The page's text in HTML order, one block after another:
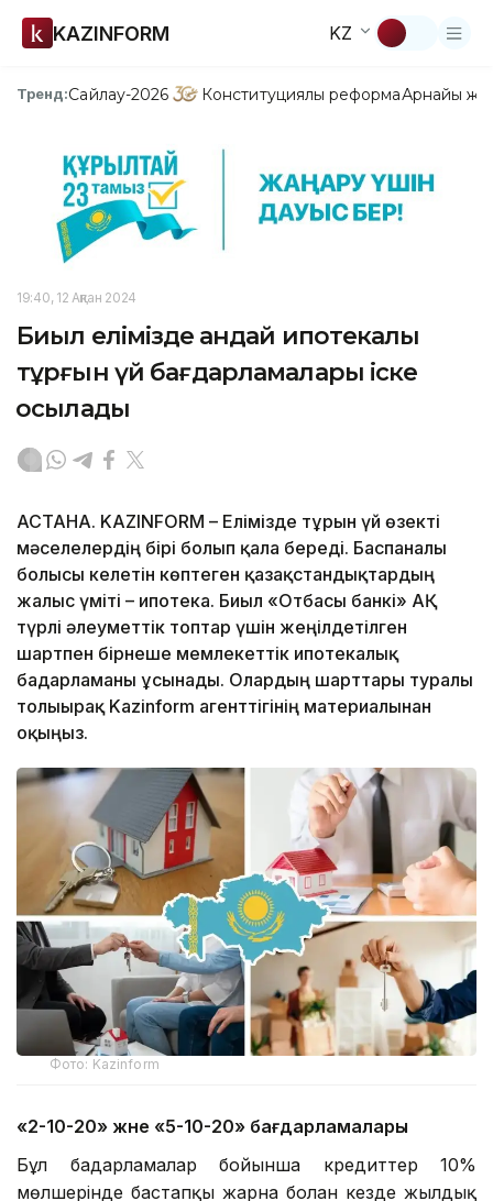
KAZINFORM KZ
Тренд:Сайлау-2026 Конституциялық реформаАрнайы
19:40, 12 Ақпан 2024
Биыл елімізде қандай ипотекалық
тұрғын үй бағдарламалары іске
қосылады
АСТАНА. KAZINFORM – Елімізде тұрғын үй өзекті
мәселелердің бірі болып қала береді. Баспаналы
болғысы келетін көптеген қазақстандықтардың
жалғыс үміті – ипотека. Биыл «Отбасы банкі» АҚ
түрлі әлеуметтік топтар үшін жеңілдетілген
шартпен бірнеше мемлекеттік ипотекалық
бағдарламаны ұсынады. Олардың шарттары туралы
толығырақ Kazinform агенттігінің материалынан
оқыңыз.
Фото: Kazinform
«2-10-20» және «5-10-20» бағдарламалары
Бұл бағдарламалар бойынша кредиттер 10%
мөлшерінде бастапқы жарна болған кезде жылдық